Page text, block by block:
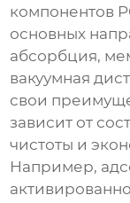
компонентов
основных
абсорбция,
вакуумная
свои
зависит от
чистоты и
Например,